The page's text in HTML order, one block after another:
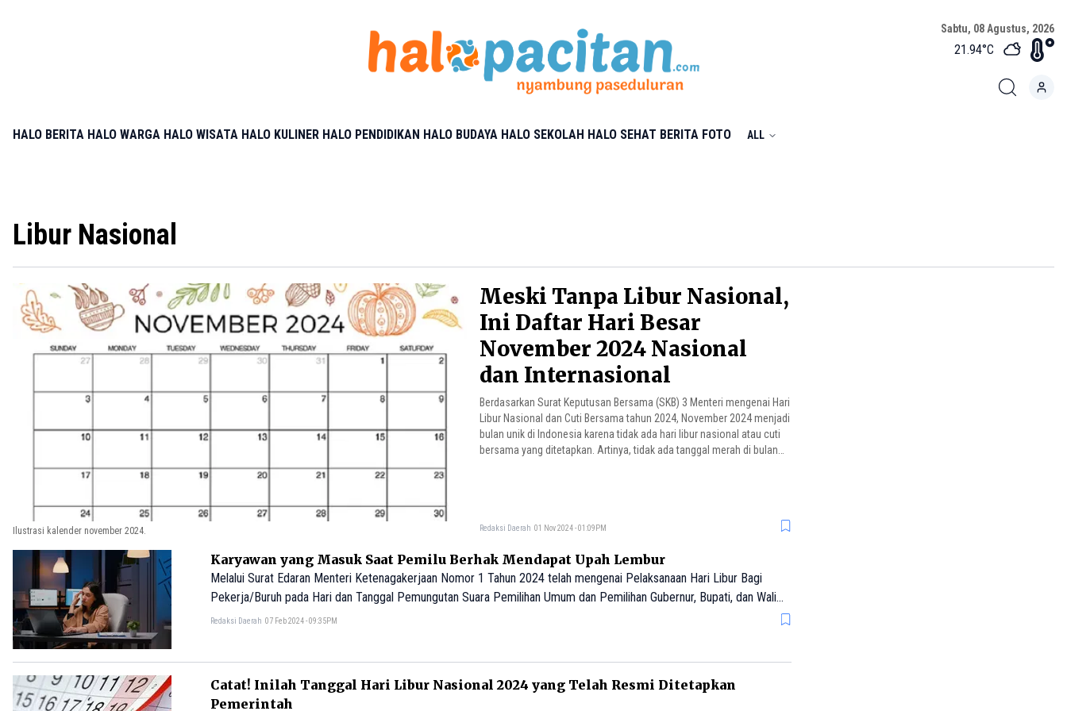
Sabtu, 08 Agustus, 2026
21.94°C
HALO BERITA HALO WARGA HALO WISATA HALO KULINER HALO PENDIDIKAN HALO BUDAYA HALO SEKOLAH HALO SEHAT BERITA FOTO ALL
Libur Nasional
Meski Tanpa Libur Nasional,
Ini Daftar Hari Besar
November 2024 Nasional
dan Internasional
Berdasarkan Surat Keputusan Bersama (SKB) 3 Menteri mengenai Hari
Libur Nasional dan Cuti Bersama tahun 2024, November 2024 menjadi
bulan unik di Indonesia karena tidak ada hari libur nasional atau cuti
bersama yang ditetapkan. Artinya, tidak ada tanggal merah di bulan
Redaksi Daerah 01 Nov 2024 - 01:09PM
Ilustrasi kalender november 2024.
Karyawan yang Masuk Saat Pemilu Berhak Mendapat Upah Lembur
Melalui Surat Edaran Menteri Ketenagakerjaan Nomor 1 Tahun 2024 telah mengenai Pelaksanaan Hari Libur Bagi
Pekerja/Buruh pada Hari dan Tanggal Pemungutan Suara Pemilihan Umum dan Pemilihan Gubernur, Bupati, dan Wali
Kota, pekerja yang masuk pada hari tersebut diwajibkan mendapatkan upah kerja lembur.
Redaksi Daerah 07 Feb 2024 - 09:35PM
Catat! Inilah Tanggal Hari Libur Nasional 2024 yang Telah Resmi Ditetapkan
Pemerintah